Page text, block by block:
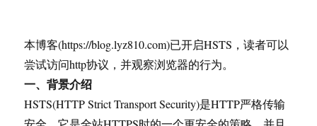
本博客(https://blog.lyz810.com)已开启HSTS，读者可以
尝试访问http协议，并观察浏览器的行为。
一、背景介绍
HSTS(HTTP Strict Transport Security)是HTTP严格传输